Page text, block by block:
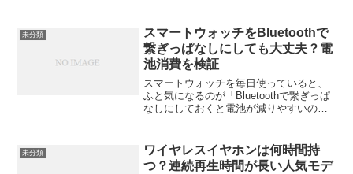
なのが“ネックバンド型ワイヤレスイヤホ
ン”です。首にかけるタ...
未分類
スマートウォッチをBluetoothで
繋ぎっぱなしにしても大丈夫？電
池消費を検証
スマートウォッチを毎日使っていると、
ふと気になるのが「Bluetoothで繋ぎっぱ
なしにしておくと電池が減りやすいので
テリーに悪そうですよね。でも実際のと
ころはどうなの...
未分類
ワイヤレスイヤホンは何時間持
つ？連続再生時間が長い人気モデ